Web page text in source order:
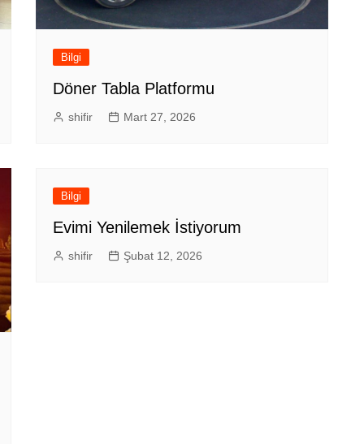
Bilgi
Döner Tabla Platformu
shifir Mart 27, 2026
Bilgi
Evimi Yenilemek İstiyorum
shifir Şubat 12, 2026